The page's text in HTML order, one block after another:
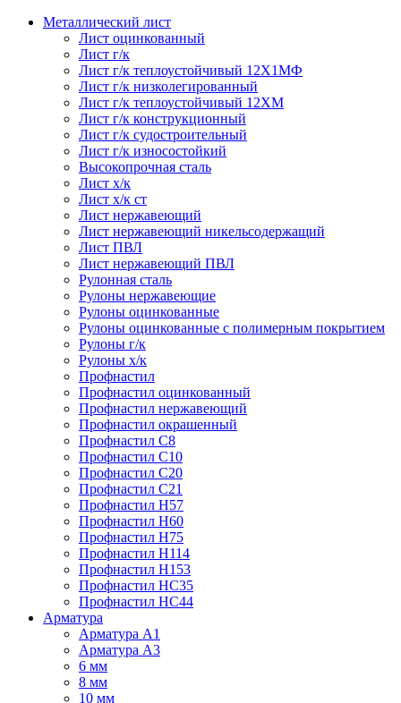
Металлический лист
Лист оцинкованный
Лист г/к
Лист г/к теплоустойчивый 12Х1МФ
Лист г/к низколегированный
Лист г/к теплоустойчивый 12ХМ
Лист г/к конструкционный
Лист г/к судостроительный
Лист г/к износостойкий
Высокопрочная сталь
Лист х/к
Лист х/к ст
Лист нержавеющий
Лист нержавеющий никельсодержащий
Лист ПВЛ
Лист нержавеющий ПВЛ
Рулонная сталь
Рулоны нержавеющие
Рулоны оцинкованные
Рулоны оцинкованные с полимерным покрытием
Рулоны г/к
Рулоны х/к
Профнастил
Профнастил оцинкованный
Профнастил нержавеющий
Профнастил окрашенный
Профнастил С8
Профнастил С10
Профнастил С20
Профнастил С21
Профнастил Н57
Профнастил Н60
Профнастил Н75
Профнастил Н114
Профнастил Н153
Профнастил НС35
Профнастил НС44
Арматура
Арматура А1
Арматура А3
6 мм
8 мм
10 мм